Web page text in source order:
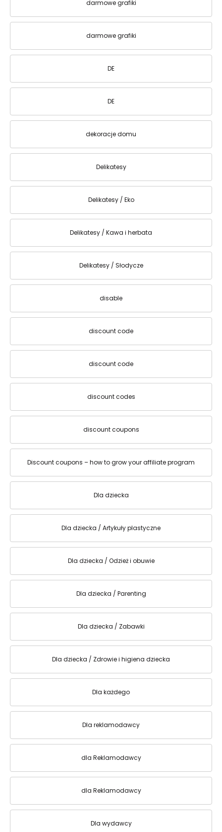
darmowe grafiki
darmowe grafiki
DE
DE
dekoracje domu
Delikatesy
Delikatesy / Eko
Delikatesy / Kawa i herbata
Delikatesy / Słodycze
disable
discount code
discount code
discount codes
discount coupons
Discount coupons – how to grow your affiliate program
Dla dziecka
Dla dziecka / Artykuły plastyczne
Dla dziecka / Odzież i obuwie
Dla dziecka / Parenting
Dla dziecka / Zabawki
Dla dziecka / Zdrowie i higiena dziecka
Dla każdego
Dla reklamodawcy
dla Reklamodawcy
dla Reklamodawcy
Dla wydawcy